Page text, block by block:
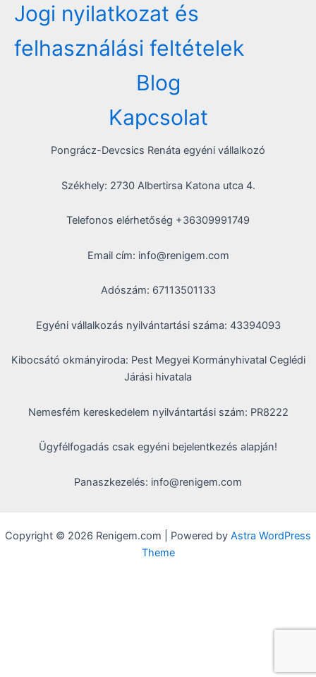
Jogi nyilatkozat és
felhasználási feltételek
Blog
Kapcsolat
Pongrácz-Devcsics Renáta egyéni vállalkozó
Székhely: 2730 Albertirsa Katona utca 4.
Telefonos elérhetőség +36309991749
Email cím: info@renigem.com
Adószám: 67113501133
Egyéni vállalkozás nyilvántartási száma: 43394093
Kibocsátó okmányiroda: Pest Megyei Kormányhivatal Ceglédi
Járási hivatala
Nemesfém kereskedelem nyilvántartási szám: PR8222
Ügyfélfogadás csak egyéni bejelentkezés alapján!
Panaszkezelés: info@renigem.com
Copyright © 2026 Renigem.com | Powered by Astra WordPress
Theme